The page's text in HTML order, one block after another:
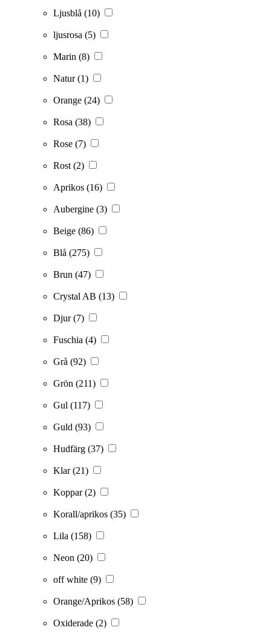
Ljusblå (10)
ljusrosa (5)
Marin (8)
Natur(1)
Orange (24)
Rosa (38)
Rose (7)
Rost (2)
Aprikos (16)
Aubergine (3)
Beige (86)
Blå (275)
Brun (47)
Crystal AB (13)
Djur(7)
Fuschia (4)
Grå (92)
Grön (211)
Gul (117)
Guld (93)
Hudfärg (37)
Klar(21)
Koppar(2)
Korall/aprikos (35)
Lila (158)
Neon (20)
off white (9)
Orange/Aprikos (58)
Oxiderade (2)